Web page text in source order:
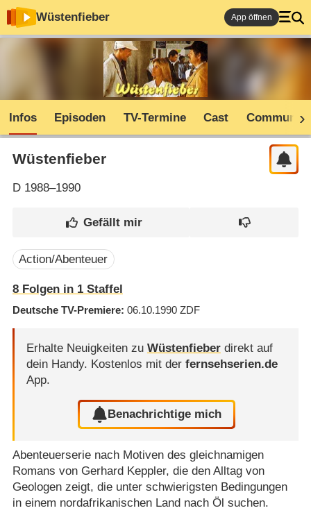
Wüstenfieber App öffnen
Infos Episoden TV-Termine Cast Community
Wüstenfieber
D1988–1990
Action/Abenteuer
8Folgen in 1Staffel
Deutsche TV-Premiere 06.10.1990 ZDF
Erhalte Neuigkeiten zu Wüstenfieberdirekt auf
dein Handy. Kostenlos mit der fernsehserien.de
App.
Benachrichtige mich
Abenteuerserie nach Motiven des gleichnamigen
Romans von Gerhard Keppler, die den Alltag von
Geologen zeigt, die unter schwierigsten Bedingungen
in einem nordafrikanischen Land nach Öl suchen.